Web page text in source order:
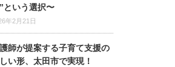
という選択〜
年2月21日
師が提案する子育て支援の
い形、太田市で実現！